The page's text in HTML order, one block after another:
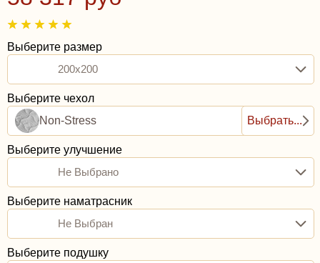
Выберите размер
200x200
Выберите чехол
Non-Stress
Выбрать...
Выберите улучшение
Не Выбрано
Выберите наматрасник
Не Выбран
Выберите подушку